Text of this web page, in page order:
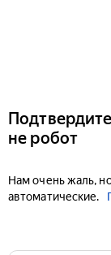
не робот
Нам очень жаль,
автоматические.